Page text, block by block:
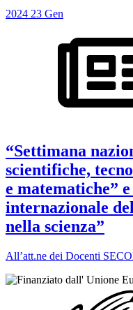
2024 23 Gen
“Settimana
scientifiche,
e matematiche”
internazionale
nella scienza”
All’att.ne dei Docenti